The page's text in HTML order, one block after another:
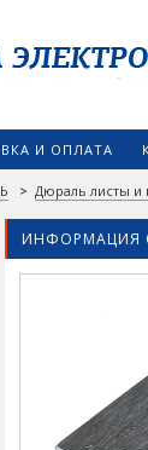
И ОПЛАТА
> Дюраль листы и
ИНФОРМАЦИЯ